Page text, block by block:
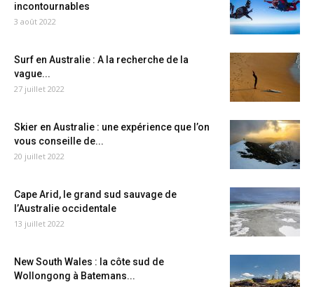
incontournables
3 août 2022
Surf en Australie : A la recherche de la
vague...
27 juillet 2022
Skier en Australie : une expérience que l’on
vous conseille de...
20 juillet 2022
Cape Arid, le grand sud sauvage de
l’Australie occidentale
13 juillet 2022
New South Wales : la côte sud de
Wollongong à Batemans...